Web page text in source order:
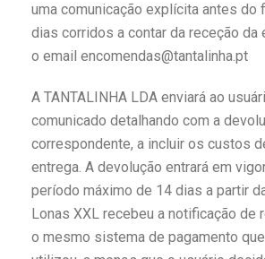
uma comunicação explícita antes do
dias corridos a contar da receção da
o email encomendas@tantalinha.pt
A TANTALINHA LDA enviará ao
comunicado detalhando com a
correspondente, a incluir os custos
entrega. A devolução entrará em
período máximo de 14 dias a partir
Lonas XXL recebeu a notificação de
o mesmo sistema de pagamento